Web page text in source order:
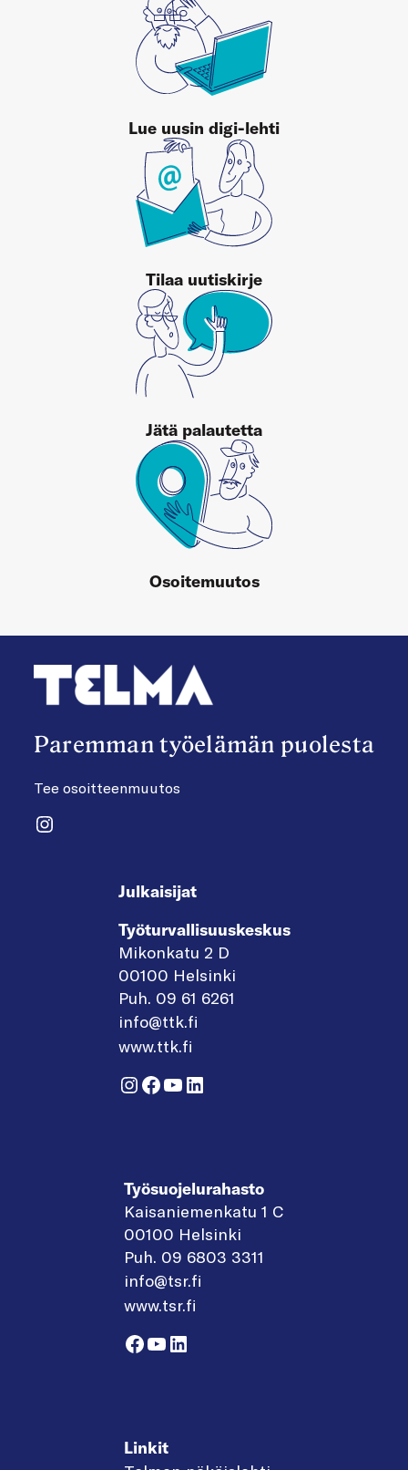
Lue uusin digi-lehti
Tilaa uutiskirje
Jätä palautetta
Osoitemuutos
Paremman työelämän puolesta
Tee osoitteenmuutos
Instagram
Julkaisijat
Työturvallisuuskeskus
Mikonkatu 2 D
00100 Helsinki
Puh. 09 61 6261
info@ttk.fi
www.ttk.fi
Instagram
Facebook
YouTube
LinkedIn
Työsuojelurahasto
Kaisaniemenkatu 1 C
00100 Helsinki
Puh. 09 6803 3311
info@tsr.fi
www.tsr.fi
Facebook
YouTube
LinkedIn
Linkit